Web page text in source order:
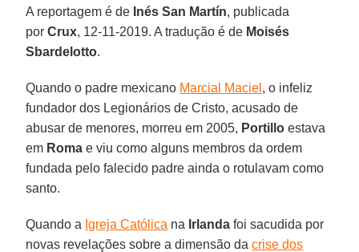
A reportagem é de Inés San Martín, publicada
porCrux, 12-11-2019. A tradução é de Moisés
Sbardelotto.
Quando o padre mexicano Marcial Maciel , o infeliz
fundador dos Legionários de Cristo, acusado de
abusar de menores, morreu em 2005, Portillo estava
em Roma e viu como alguns membros da ordem
fundada pelo falecido padre ainda o rotulavam como
santo.
Quando a Igreja Católica na Irlanda foi sacudida por
novas revelações sobre a dimensão da crise dos